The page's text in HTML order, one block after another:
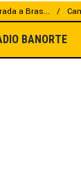
a Bras...
BANORTE